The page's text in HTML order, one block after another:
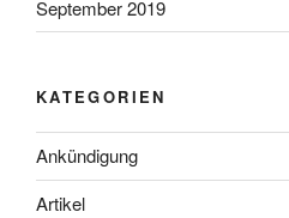
September 2019
KATEGORIEN
Ankündigung
Artikel